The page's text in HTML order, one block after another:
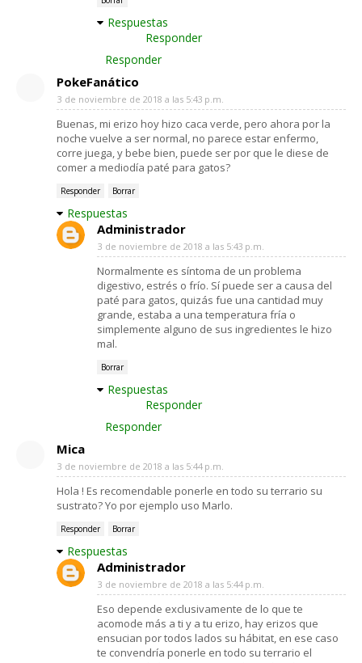
Respuestas
Responder
Responder
PokeFanático
3 de noviembre de 2018 a las 5:43 p.m.
Buenas, mi erizo hoy hizo caca verde, pero ahora por la
noche vuelve a ser normal, no parece estar enfermo,
corre juega, y bebe bien, puede ser por que le diese de
comer a mediodía paté para gatos?
Responder Borrar
Respuestas
Administrador
3 de noviembre de 2018 a las 5:43 p.m.
Normalmente es síntoma de un problema
digestivo, estrés o frío. Sí puede ser a causa del
paté para gatos, quizás fue una cantidad muy
grande, estaba a una temperatura fría o
simplemente alguno de sus ingredientes le hizo
mal.
Borrar
Respuestas
Responder
Responder
Mica
3 de noviembre de 2018 a las 5:44 p.m.
Hola ! Es recomendable ponerle en todo su terrario su
sustrato? Yo por ejemplo uso Marlo.
Responder Borrar
Respuestas
Administrador
3 de noviembre de 2018 a las 5:44 p.m.
Eso depende exclusivamente de lo que te
acomode más a ti y a tu erizo, hay erizos que
ensucian por todos lados su hábitat, en ese caso
te convendría ponerle en todo su terrario el